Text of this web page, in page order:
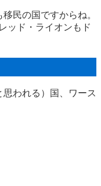
民の国ですからね。
ッド・ライオンもド
われる）国、ワース